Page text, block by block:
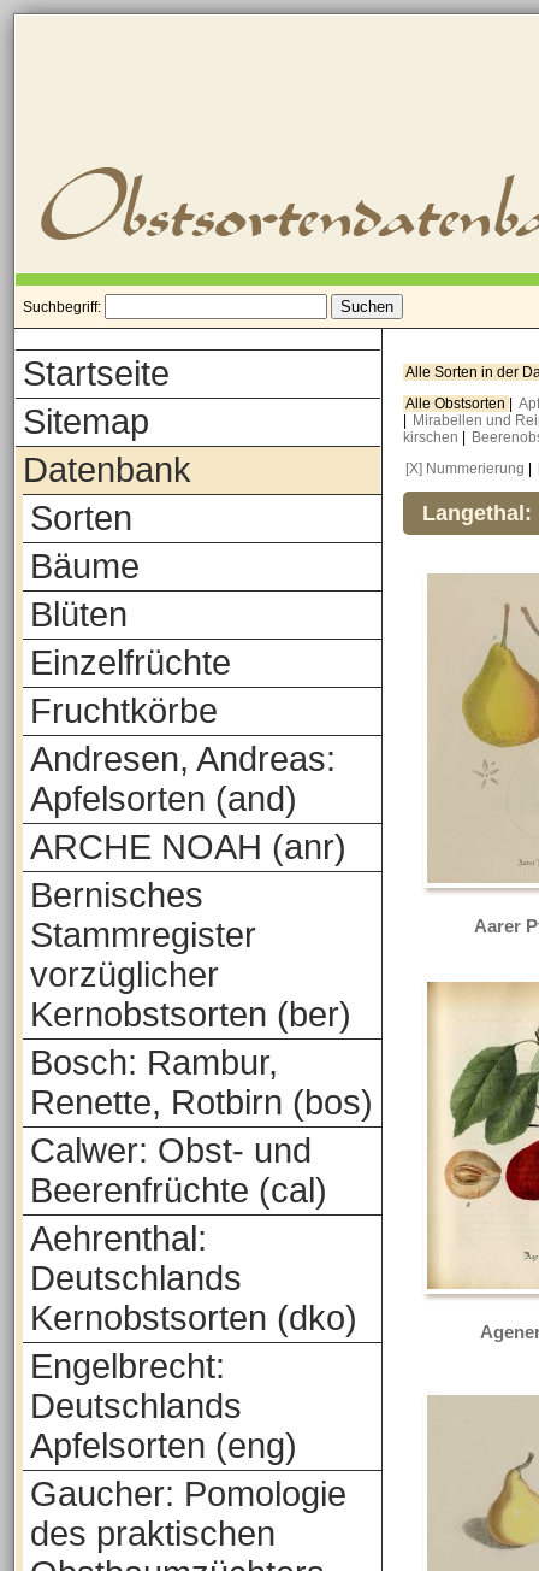
Suchbegriff:
Startseite
Sitemap
Datenbank
Sorten
Bäume
Blüten
Einzelfrüchte
Fruchtkörbe
Andresen, Andreas:
Apfelsorten (and)
ARCHE NOAH (anr)
Bernisches
Stammregister
vorzüglicher
Kernobstsorten (ber)
Bosch: Rambur,
Renette, Rotbirn (bos)
Calwer: Obst- und
Beerenfrüchte (cal)
Aehrenthal:
Deutschlands
Kernobstsorten (dko)
Engelbrecht:
Deutschlands
Apfelsorten (eng)
Gaucher: Pomologie
des praktischen
Alle Sorten in der
Alle Obstsorten
Mirabellen und
kirschen
[X] Nummerierung
Langethal:
Aarer